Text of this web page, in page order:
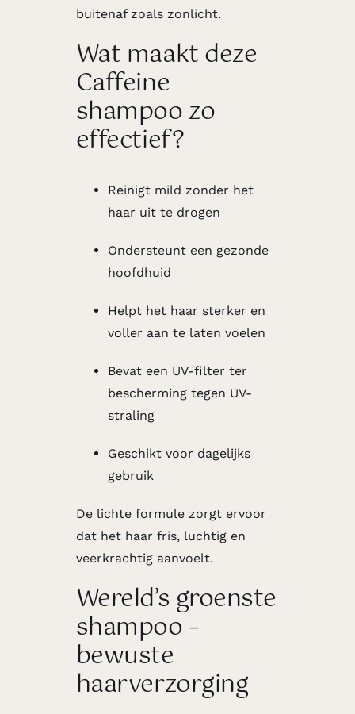
buitenaf zoals zonlicht.
Wat maakt deze
Caffeine
shampoo zo
effectief?
Reinigt mild zonder het
haar uit te drogen
Ondersteunt een gezonde
hoofdhuid
Helpt het haar sterker en
voller aan te laten voelen
Bevat een UV-filter ter
bescherming tegen UV-
straling
Geschikt voor dagelijks
gebruik
De lichte formule zorgt ervoor
dat het haar fris, luchtig en
veerkrachtig aanvoelt.
Wereld’s groenste
shampoo –
bewuste
haarverzorging